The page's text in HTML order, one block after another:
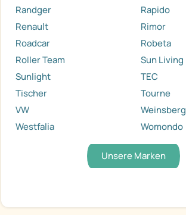
Randger
Rapido
Renault
Rimor
Roadcar
Robeta
Roller Team
Sun Living
Sunlight
TEC
Tischer
Tourne
VW
Weinsberg
Westfalia
Womondo
Unsere Marken